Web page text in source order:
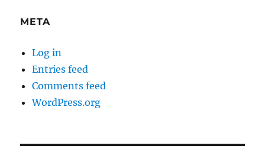
META
Log in
Entries feed
Comments feed
WordPress.org